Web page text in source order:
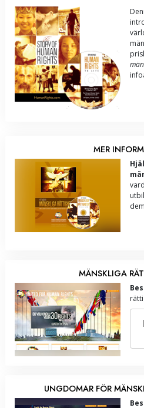
MER
MÄNSKLIGA
UNGDOMAR FÖR